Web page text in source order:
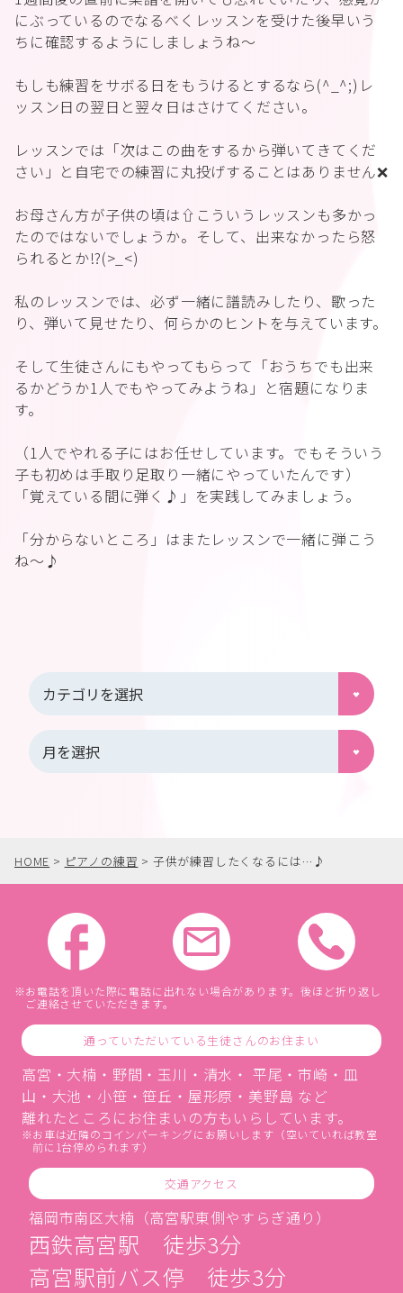
にぶっているのでなるべくレッスンを受けた後早いう
ちに確認するようにしましょうね〜
もしも練習をサボる日をもうけるとするなら(^_^;)レ
ッスン日の翌日と翌々日はさけてください。
レッスンでは「次はこの曲をするから弾いてきてくだ
さい」と自宅での練習に丸投げすることはありません❌
お母さん方が子供の頃は⇧こういうレッスンも多かっ
たのではないでしょうか。そして、出来なかったら怒
られるとか⁉️(>_<)
私のレッスンでは、必ず一緒に譜読みしたり、歌った
り、弾いて見せたり、何らかのヒントを与えています。
そして生徒さんにもやってもらって「おうちでも出来
るかどうか1人でもやってみようね」と宿題になりま
す。
（1人でやれる子にはお任せしています。でもそういう
子も初めは手取り足取り一緒にやっていたんです）
「覚えている間に弾く♪」を実践してみましょう。
「分からないところ」はまたレッスンで一緒に弾こう
ね〜♪
HOME > ピアノの練習 > 子供が練習したくなるには…♪
お電話を頂いた際に電話に出れない場合があります。後ほど折り返し
ご連絡させていただきます。
通っていただいている生徒さんのお住まい
高宮・大楠・野間・玉川・清水・ 平尾・市崎・皿
山・大池・小笹・笹丘・屋形原・美野島 など
離れたところにお住まいの方もいらしています。
お車は近隣のコインパーキングにお願いします（空いていれば教室
前に1台停められます）
交通アクセス
福岡市南区大楠（高宮駅東側やすらぎ通り）
西鉄高宮駅 徒歩3分
高宮駅前バス停 徒歩3分